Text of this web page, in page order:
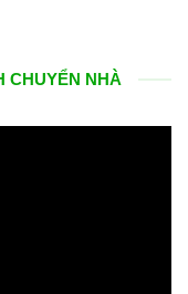
CHUYỂN NHÀ